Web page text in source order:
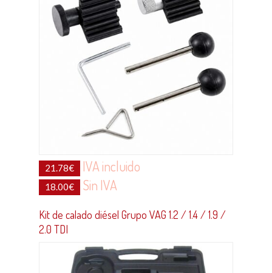
21.78€ IVA incluido
18.00€ Sin IVA
Kit de calado diésel Grupo VAG 1.2 / 1.4 / 1.9 /
2.0 TDI